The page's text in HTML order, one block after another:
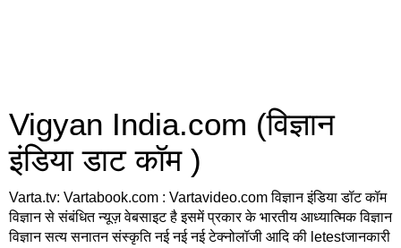
Vigyan India.com (विज्ञान
इंडिया डाट कॉम )
Varta.tv: Vartabook.com : Vartavideo.com विज्ञान इंडिया डॉट कॉम
विज्ञान से संबंधित न्यूज़ वेबसाइट है इसमें प्रकार के भारतीय आध्यात्मिक विज्ञान
विज्ञान सत्य सनातन संस्कृति नई नई नई टेक्नोलॉजी आदि की letestजानकारी